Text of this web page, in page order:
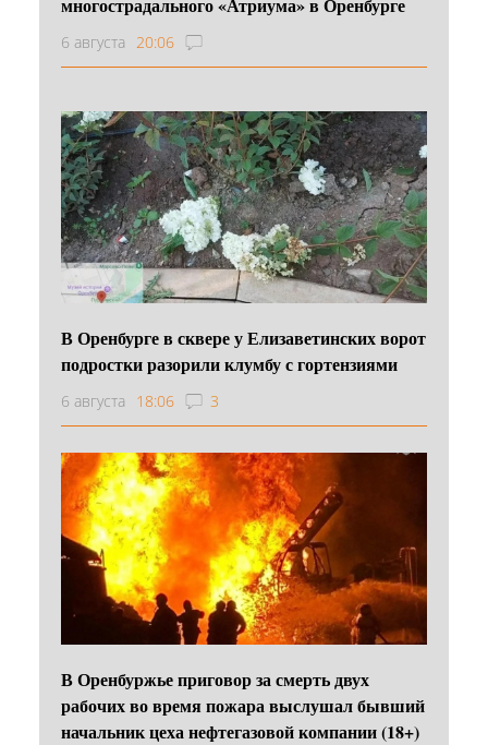
6 августа 20:06
В Оренбурге в сквере у Елизаветинских ворот
подростки разорили клумбу с гортензиями
6 августа 18:06 3
В Оренбуржье приговор за смерть двух
рабочих во время пожара выслушал бывший
начальник цеха нефтегазовой компании (18+)